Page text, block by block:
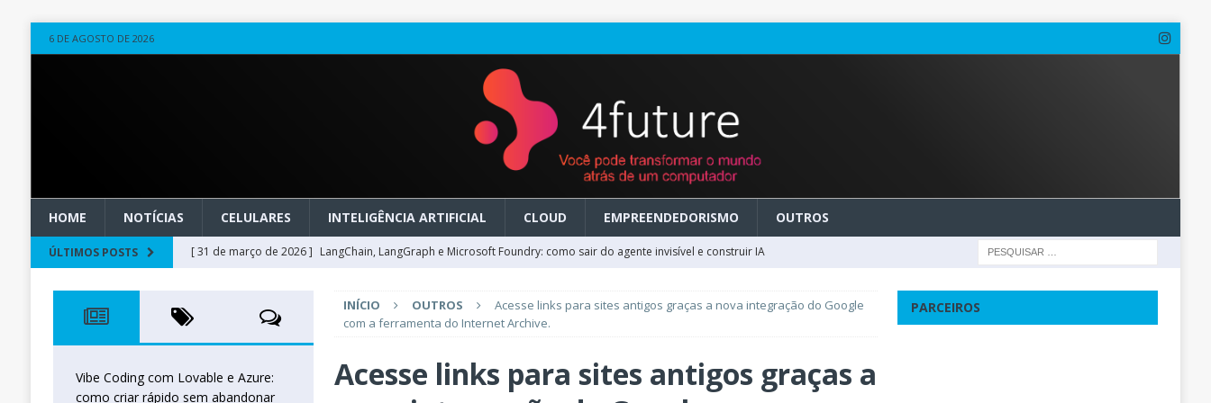
6 DE AGOSTO DE 2026
HOME NOTÍCIAS CELULARES INTELIGÊNCIA ARTIFICIAL CLOUD EMPREENDEDORISMO OUTROS
ÚLTIMOS POSTS [ 31 de março de 2026 ] LangChain, LangGraph e Microsoft Foundry: como sair do agente invisível e construir IA
[ 20 de março de 2026 ]
Microsoft Foundry em GA: como migrar do clássico sem transformar IA em dívida
técnica
INTELIGÊNCIA ARTIFICIAL
[ 27 de fevereiro de 2026 ]
Voice Agents no Microsoft Foundry: como desenhar experiências de voz em tempo
INÍCIO OUTROS
Acesse links para sites antigos graças a nova integração do Google
com a ferramenta do Internet Archive.
Acesse links para sites antigos graças a
Vibe Coding com Lovable e Azure:
como criar rápido sem abandonar
PARCEIROS